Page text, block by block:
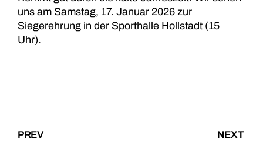
uns am Samstag, 17. Januar 2026 zur
Siegerehrung in der Sporthalle Hollstadt (15
Uhr).
PREV NEXT